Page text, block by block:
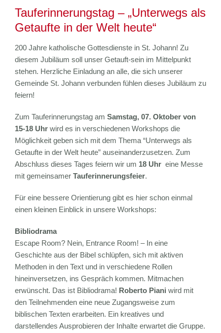
Tauferinnerungstag – „Unterwegs als
Getaufte in der Welt heute“
200 Jahre katholische Gottesdienste in St. Johann! Zu
diesem Jubiläum soll unser Getauft-sein im Mittelpunkt
stehen. Herzliche Einladung an alle, die sich unserer
Gemeinde St. Johann verbunden fühlen dieses Jubiläum zu
feiern!
Zum Tauferinnerungstag am Samstag, 07. Oktober von
15-18 Uhr wird es in verschiedenen Workshops die
Möglichkeit geben sich mit dem Thema “Unterwegs als
Getaufte in der Welt heute” auseinanderzusetzen. Zum
Abschluss dieses Tages feiern wir um 18 Uhr eine Messe
mit gemeinsamer Tauferinnerungsfeier.
Für eine bessere Orientierung gibt es hier schon einmal
einen kleinen Einblick in unsere Workshops:
Bibliodrama
Escape Room? Nein, Entrance Room! – In eine
Geschichte aus der Bibel schlüpfen, sich mit aktiven
Methoden in den Text und in verschiedene Rollen
hineinversetzen, ins Gespräch kommen. Mitmachen
erwünscht. Das ist Bibliodrama! Roberto Piani wird mit
den Teilnehmenden eine neue Zugangsweise zum
biblischen Texten erarbeiten. Ein kreatives und
darstellendes Ausprobieren der Inhalte erwartet die Gruppe.